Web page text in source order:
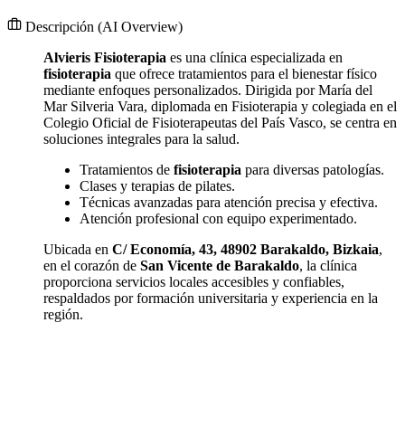
Descripción (AI Overview)
Alvieris Fisioterapia es una clínica especializada en
fisioterapia que ofrece tratamientos para el bienestar físico
mediante enfoques personalizados. Dirigida por María del
Mar Silveria Vara, diplomada en Fisioterapia y colegiada en el
Colegio Oficial de Fisioterapeutas del País Vasco, se centra en
soluciones integrales para la salud.
Tratamientos de fisioterapia para diversas patologías.
Clases y terapias de pilates.
Técnicas avanzadas para atención precisa y efectiva.
Atención profesional con equipo experimentado.
Ubicada en C/ Economía, 43, 48902 Barakaldo, Bizkaia,
en el corazón de San Vicente de Barakaldo, la clínica
proporciona servicios locales accesibles y confiables,
respaldados por formación universitaria y experiencia en la
región.